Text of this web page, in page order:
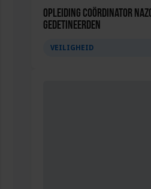
Opleiding Coördinator
gedetineerden
VEILIGHEID